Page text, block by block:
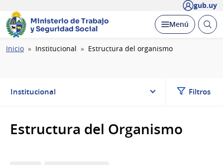
gub.uy
Ministerio de Trabajo
y Seguridad Social
Desplegar
Menú Abrir
Ruta
Inicio Institucional Estructura del organismo
Institucional Filtros
Estructura del Organismo